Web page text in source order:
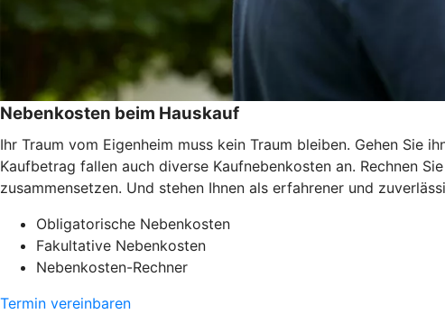
Nebenkosten beim Hauskauf
Ihr Traum vom Eigenheim muss kein Traum bleiben. Gehen Sie
Kaufbetrag fallen auch diverse Kaufnebenkosten an. Rechnen
zusammensetzen. Und stehen Ihnen als erfahrener und
Obligatorische Nebenkosten
Fakultative Nebenkosten
Nebenkosten-Rechner
Termin vereinbaren